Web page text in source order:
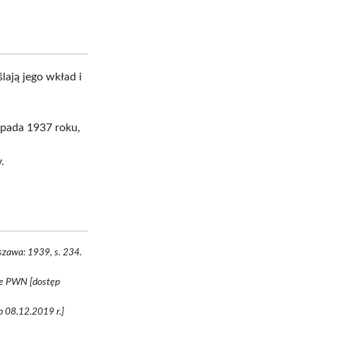
jego wkład i
1937 roku,
1939, s. 234.
PWN [dostęp
08.12.2019 r.]